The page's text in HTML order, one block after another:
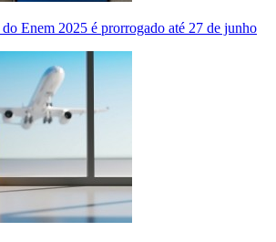
Enem 2025 é prorrogado até 27 de junho